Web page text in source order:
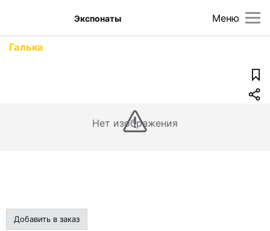
Меню
Экспонаты
Галька
Нет изображения
Добавить в заказ